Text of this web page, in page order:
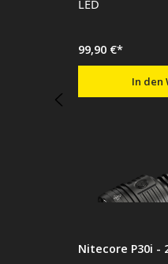
LED
99,90 €*
In den
Nitecore P30i -